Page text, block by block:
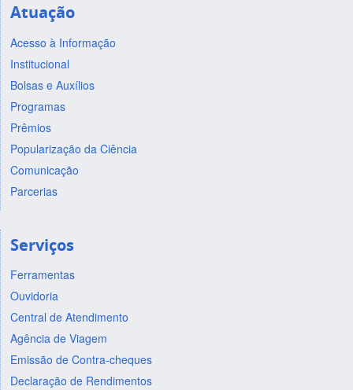
Atuação
Acesso à Informação
Institucional
Bolsas e Auxílios
Programas
Prêmios
Popularização da Ciência
Comunicação
Parcerias
Serviços
Ferramentas
Ouvidoria
Central de Atendimento
Agência de Viagem
Emissão de Contra-cheques
Declaração de Rendimentos